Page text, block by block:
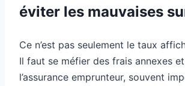
éviter les mauvaises
Ce n’est pas seulement le taux
Il faut se méfier des frais annexes
l’assurance emprunteur, souvent